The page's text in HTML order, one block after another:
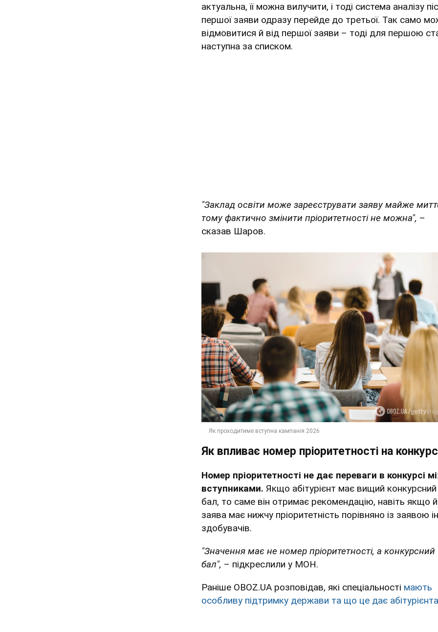
актуальна, її можна вилучити, і тоді система аналізу
першої заяви одразу перейде до третьої. Так само
відмовитися й від першої заяви – тоді для першою
наступна за списком.
"Заклад освіти може зареєструвати заяву майже
тому фактично змінити пріоритетності не можна", –
сказав Шаров.
Як впливає номер пріоритетності на конкурс
Номер пріоритетності не дає переваги в конкурсі
вступниками. Якщо абітурієнт має вищий конкурсний
бал, то саме він отримає рекомендацію, навіть якщо
заява має нижчу пріоритетність порівняно із заявою
здобувачів.
"Значення має не номер пріоритетності, а конкурсний
бал", – підкреслили у МОН.
Раніше OBOZ.UA розповідав, які спеціальності мають
особливу підтримку держави та що це дає